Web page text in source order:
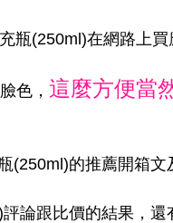
瓶(250ml)在網路上買
色， 這麼方便當
(250ml)的推薦開箱文
論跟比價的結果，